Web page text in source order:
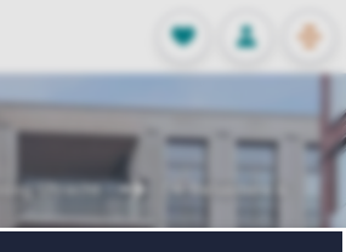
FAVORIETEN
Opgeslagen
INLOGGEN
Utrecht